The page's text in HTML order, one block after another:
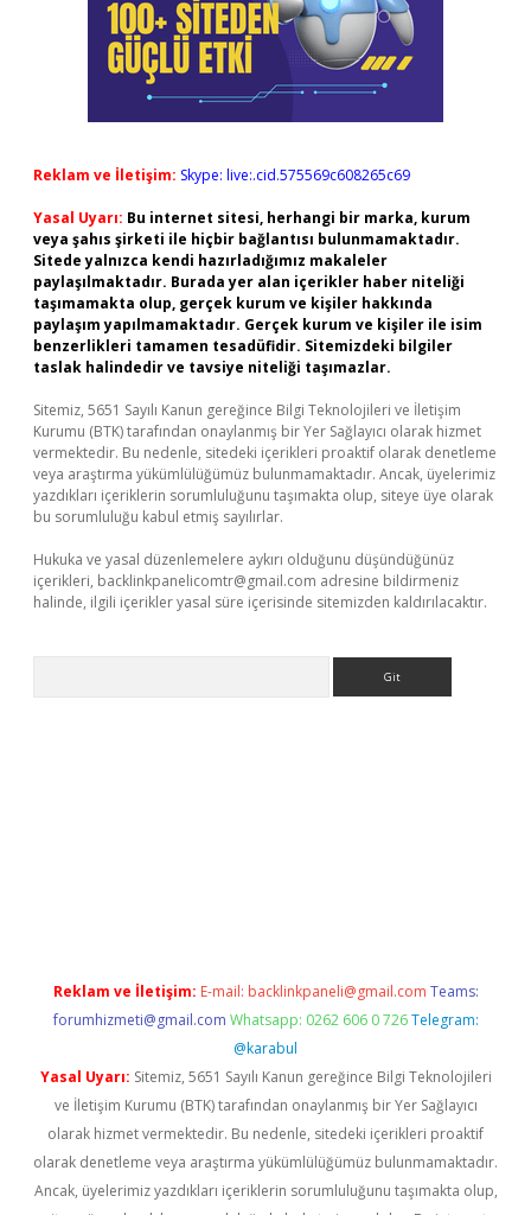
Reklam ve İletişim: Skype: live:.cid.575569c608265c69
Yasal Uyarı: Bu internet sitesi, herhangi bir marka, kurum
veya şahıs şirketi ile hiçbir bağlantısı bulunmamaktadır.
Sitede yalnızca kendi hazırladığımız makaleler
paylaşılmaktadır. Burada yer alan içerikler haber niteliği
taşımamakta olup, gerçek kurum ve kişiler hakkında
paylaşım yapılmamaktadır. Gerçek kurum ve kişiler ile isim
benzerlikleri tamamen tesadüfidir. Sitemizdeki bilgiler
taslak halindedir ve tavsiye niteliği taşımazlar.
Sitemiz, 5651 Sayılı Kanun gereğince Bilgi Teknolojileri ve İletişim
Kurumu (BTK) tarafından onaylanmış bir Yer Sağlayıcı olarak hizmet
vermektedir. Bu nedenle, sitedeki içerikleri proaktif olarak denetleme
veya araştırma yükümlülüğümüz bulunmamaktadır. Ancak, üyelerimiz
yazdıkları içeriklerin sorumluluğunu taşımakta olup, siteye üye olarak
bu sorumluluğu kabul etmiş sayılırlar.
Hukuka ve yasal düzenlemelere aykırı olduğunu düşündüğünüz
içerikleri, backlinkpanelicomtr@gmail.com adresine bildirmeniz
halinde, ilgili içerikler yasal süre içerisinde sitemizden kaldırılacaktır.
Reklam ve İletişim: E-mail: backlinkpaneli@gmail.com Teams:
forumhizmeti@gmail.com Whatsapp: 0262 606 0 726 Telegram:
@karabul
Yasal Uyarı: Sitemiz, 5651 Sayılı Kanun gereğince Bilgi Teknolojileri
ve İletişim Kurumu (BTK) tarafından onaylanmış bir Yer Sağlayıcı
olarak hizmet vermektedir. Bu nedenle, sitedeki içerikleri proaktif
olarak denetleme veya araştırma yükümlülüğümüz bulunmamaktadır.
Ancak, üyelerimiz yazdıkları içeriklerin sorumluluğunu taşımakta olup,